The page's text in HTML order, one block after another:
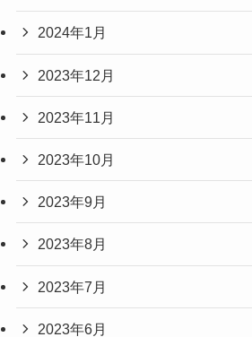
2024年1月
2023年12月
2023年11月
2023年10月
2023年9月
2023年8月
2023年7月
2023年6月